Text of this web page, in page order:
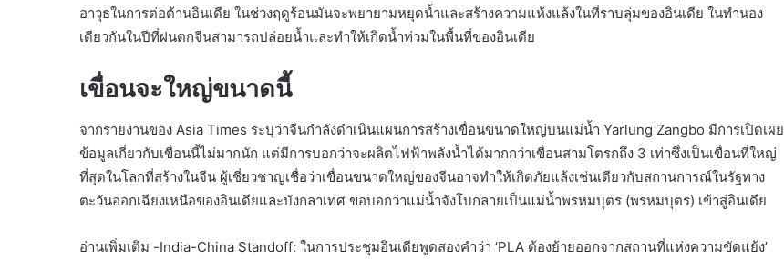
อาวุธในการต่อต้านอินเดีย ในช่วงฤดูร้อนมันจะพยายามหยุดน้ำและสร้างความแห้งแล้งในที่ราบลุ่มของอินเดีย ในทำนอง
เดียวกันในปีที่ฝนตกจีนสามารถปล่อยน้ำและทำให้เกิดน้ำท่วมในพื้นที่ของอินเดีย
เขื่อนจะใหญ่ขนาดนี้
จากรายงานของ Asia Times ระบุว่าจีนกำลังดำเนินแผนการสร้างเขื่อนขนาดใหญ่บนแม่น้ำ Yarlung Zangbo มีการเปิดเผย
ข้อมูลเกี่ยวกับเขื่อนนี้ไม่มากนัก แต่มีการบอกว่าจะผลิตไฟฟ้าพลังน้ำได้มากกว่าเขื่อนสามโตรกถึง 3 เท่าซึ่งเป็นเขื่อนที่ใหญ่
ที่สุดในโลกที่สร้างในจีน ผู้เชี่ยวชาญเชื่อว่าเขื่อนขนาดใหญ่ของจีนอาจทำให้เกิดภัยแล้งเช่นเดียวกับสถานการณ์ในรัฐทาง
ตะวันออกเฉียงเหนือของอินเดียและบังกลาเทศ ขอบอกว่าแม่น้ำจังโบกลายเป็นแม่น้ำพรหมบุตร (พรหมบุตร) เข้าสู่อินเดีย
อ่านเพิ่มเติม -India-China Standoff: ในการประชุมอินเดียพูดสองคำว่า ‘PLA ต้องย้ายออกจากสถานที่แห่งความขัดแย้ง’